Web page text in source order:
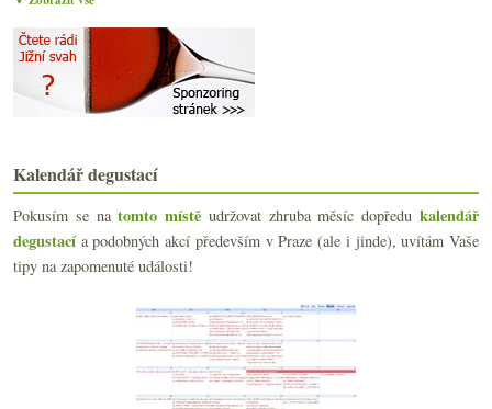
Výsledky ankety „Degustace vína preferuji…“
Vína a poznámky z oslav
Scorevolution, Itálie vs. Francie a propad konzuma...
Degustace vinařství (Jaroslav & Luboš) Osička
A je jich tu tisícovka!
Čtyři sherry (nejen) na léto
Výroční okus Veltlín.cz ve Vinografu
Žabožroutské růžové v plastiku
Česká whisky určená jen na export
Dvakrát hodně povedený cidre / cider
Výsledky ankety „Z rodiny burgundských odrůd nejča...
Biodynamika ve (velké) zkratce
Vlašák z Maďarska, Frankovka z Rakouska, Pinot Noi...
Šestnácté místo pro winebloggery, něco k Bordeaux ...
Degustace Valihracha v poklusu
Kalendář degustací
Pokusím se natomto místě udržovat zhruba měsíc dopředukalendář
degustacía podobných akcí především v Praze (ale i jinde), uvítám Vaše
tipy na zapomenuté události!